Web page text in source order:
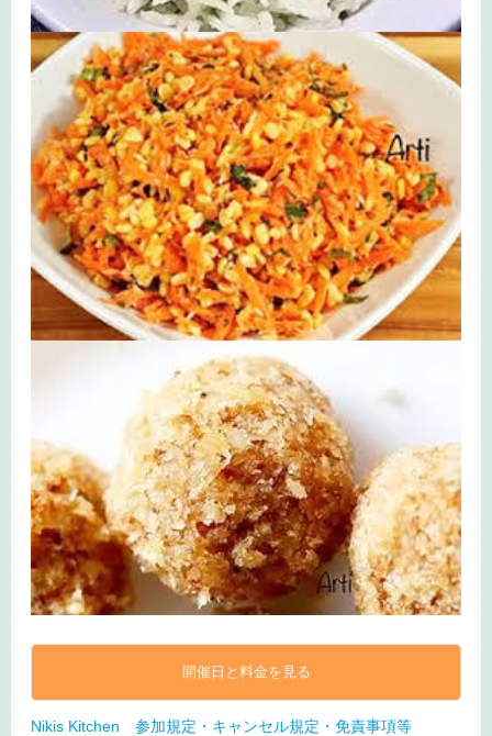
開催日と料金を見る
Nikis Kitchen 参加規定・キャンセル規定・免責事項等